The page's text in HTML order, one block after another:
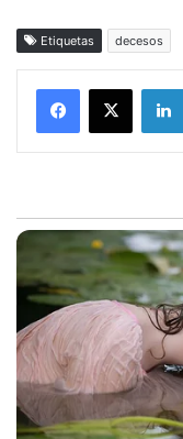
Etiquetas decesos
Facebook
X